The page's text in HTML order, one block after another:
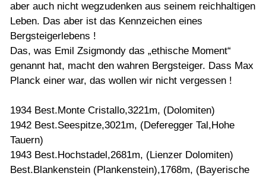
aber auch nicht wegzudenken aus seinem reichhaltigen
Leben. Das aber ist das Kennzeichen eines
Bergsteigerlebens !
Das, was Emil Zsigmondy das „ethische Moment“
genannt hat, macht den wahren Bergsteiger. Dass Max
Planck einer war, das wollen wir nicht vergessen !
1934 Best.Monte Cristallo,3221m, (Dolomiten)
1942 Best.Seespitze,3021m, (Deferegger Tal,Hohe
Tauern)
1943 Best.Hochstadel,2681m, (Lienzer Dolomiten)
Best.Blankenstein (Plankenstein),1768m, (Bayerische